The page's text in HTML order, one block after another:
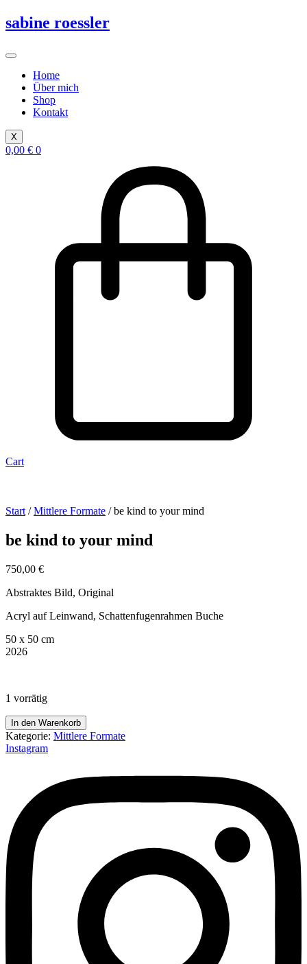
Zum
Inhalt
sabine roessler
Home
Über mich
Shop
Kontakt
X
0,00 € 0
Cart
Start /Mittlere Formate / be kind to your mind
be kind to your mind
750,00 €
Abstraktes Bild, Original
Acryl auf Leinwand, Schattenfugenrahmen Buche
50 x 50 cm
2026
1 vorrätig
be
kind
to
In den Warenkorb
Kategorie: Mittlere Formate
Instagram